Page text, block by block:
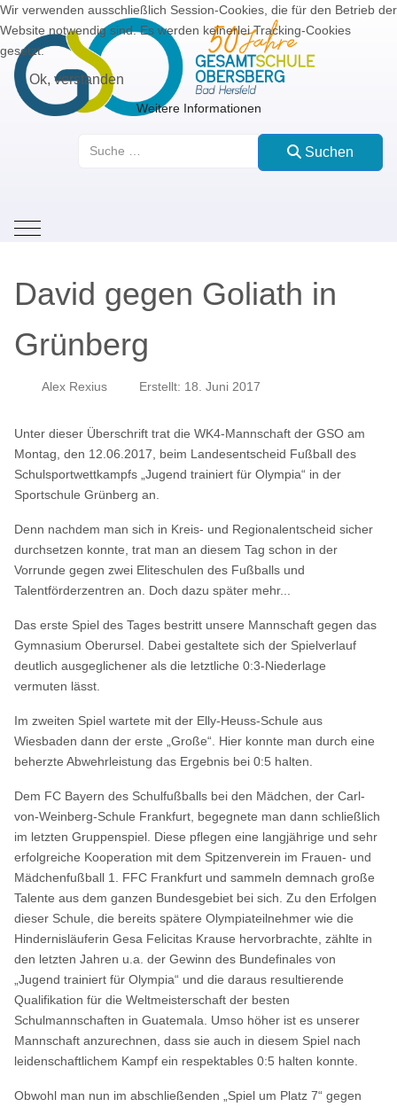
Suchen
Mobile Menu Toggle
David gegen Goliath in
Grünberg
Alex Rexius Erstellt: 18. Juni 2017
Unter dieser Überschrift trat die WK4-Mannschaft der GSO am
Montag, den 12.06.2017, beim Landesentscheid Fußball des
Schulsportwettkampfs „Jugend trainiert für Olympia“ in der
Sportschule Grünberg an.
Denn nachdem man sich in Kreis- und Regionalentscheid sicher
durchsetzen konnte, trat man an diesem Tag schon in der
Vorrunde gegen zwei Eliteschulen des Fußballs und
Talentförderzentren an. Doch dazu später mehr...
Das erste Spiel des Tages bestritt unsere Mannschaft gegen das
Gymnasium Oberursel. Dabei gestaltete sich der Spielverlauf
deutlich ausgeglichener als die letztliche 0:3-Niederlage
vermuten lässt.
Im zweiten Spiel wartete mit der Elly-Heuss-Schule aus
Wiesbaden dann der erste „Große“. Hier konnte man durch eine
beherzte Abwehrleistung das Ergebnis bei 0:5 halten.
Dem FC Bayern des Schulfußballs bei den Mädchen, der Carl-
von-Weinberg-Schule Frankfurt, begegnete man dann schließlich
im letzten Gruppenspiel. Diese pflegen eine langjährige und sehr
erfolgreiche Kooperation mit dem Spitzenverein im Frauen- und
Mädchenfußball 1. FFC Frankfurt und sammeln demnach große
Talente aus dem ganzen Bundesgebiet bei sich. Zu den Erfolgen
dieser Schule, die bereits spätere Olympiateilnehmer wie die
Hindernisläuferin Gesa Felicitas Krause hervorbrachte, zählte in
den letzten Jahren u.a. der Gewinn des Bundefinales von
„Jugend trainiert für Olympia“ und die daraus resultierende
Qualifikation für die Weltmeisterschaft der besten
Schulmannschaften in Guatemala. Umso höher ist es unserer
Mannschaft anzurechnen, dass sie auch in diesem Spiel nach
leidenschaftlichem Kampf ein respektables 0:5 halten konnte.
Obwohl man nun im abschließenden „Spiel um Platz 7“ gegen
Wir verwenden ausschließlich Session-Cookies, die für den Betrieb der
Website notwendig sind. Es werden keinerlei Tracking-Cookies
gesetzt.
Ok, verstanden
Weitere Informationen